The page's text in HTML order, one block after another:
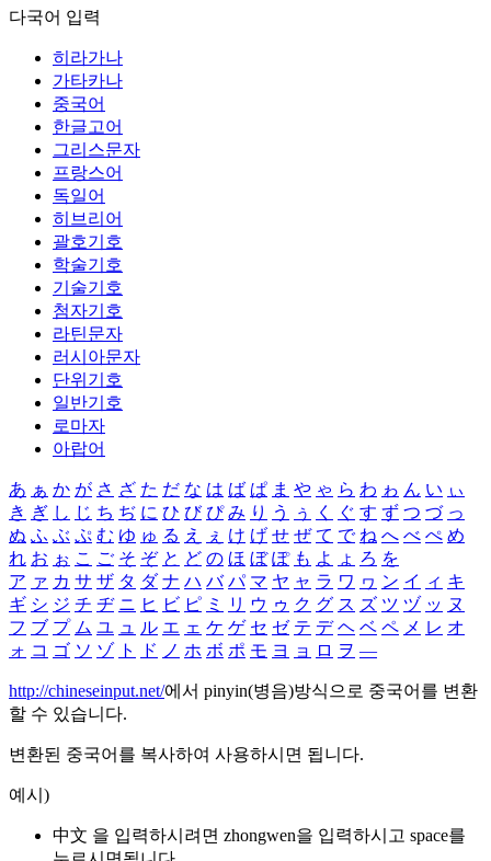
다국어 입력
히라가나
가타카나
중국어
한글고어
그리스문자
프랑스어
독일어
히브리어
괄호기호
학술기호
기술기호
첨자기호
라틴문자
러시아문자
단위기호
일반기호
로마자
아랍어
あ ぁ か が さ ざ た だ な は ば ぱ ま や ゃ ら わ ゎ ん い ぃ
き ぎ し じ ち ぢ に ひ び ぴ み り う ぅ く ぐ す ず つ づ っ
ぬ ふ ぶ ぷ む ゆ ゅ る え ぇ け げ せ ぜ て で ね へ べ ぺ め
れ お ぉ こ ご そ ぞ と ど の ほ ぼ ぽ も よ ょ ろ を
ア ァ カ サ ザ タ ダ ナ ハ バ パ マ ヤ ャ ラ ワ ヮ ン イ ィ キ
ギ シ ジ チ ヂ ニ ヒ ビ ピ ミ リ ウ ゥ ク グ ス ズ ツ ヅ ッ ヌ
フ ブ プ ム ユ ュ ル エ ェ ケ ゲ セ ゼ テ デ ヘ ベ ペ メ レ オ
ォ コ ゴ ソ ゾ ト ド ノ ホ ボ ポ モ ヨ ョ ロ ヲ ―
http://chineseinput.net/에서 pinyin(병음)방식으로 중국어를 변환
할 수 있습니다.
변환된 중국어를 복사하여 사용하시면 됩니다.
예시)
中文 을 입력하시려면 zhongwen을 입력하시고 space를